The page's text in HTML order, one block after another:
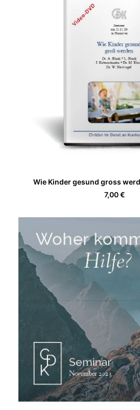
IN DEN
Wie Kinder gesund gross
7,00€